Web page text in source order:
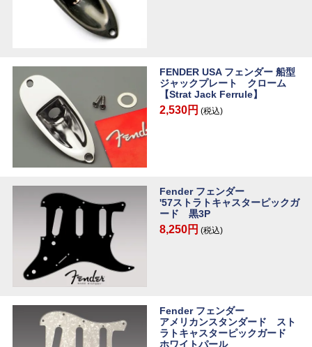
FENDER USA フェンダー 船型
ジャックプレート クローム
【Strat Jack Ferrule】
2,530円 (税込)
Fender フェンダー
'57ストラトキャスターピックガ
ード 黒3P
8,250円 (税込)
Fender フェンダー
アメリカンスタンダード スト
ラトキャスターピックガード
ホワイトパール